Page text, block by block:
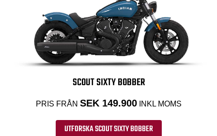
SCOUT SIXTY BOBBER
PRIS FRÅN SEK 149.900 INKL MOMS
UTFORSKA SCOUT SIXTY BOBBER